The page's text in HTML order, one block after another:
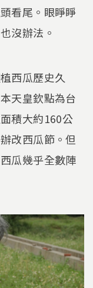
看尾。眼睜睜
沒辦法。
西瓜歷史久
天皇欽點為台
積大約160公
改西瓜節。但
瓜幾乎全數陣